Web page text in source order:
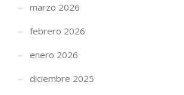
marzo 2026
febrero 2026
enero 2026
diciembre 2025